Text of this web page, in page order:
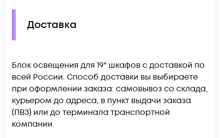
Доставка
Блок освещения для 19" шкафов c доставкой по
всей России. Способ доставки вы выбираете
при оформлении заказа: самовывоз со склада,
курьером до адреса, в пункт выдачи заказа
(ПВЗ) или до терминала транспортной
компании.